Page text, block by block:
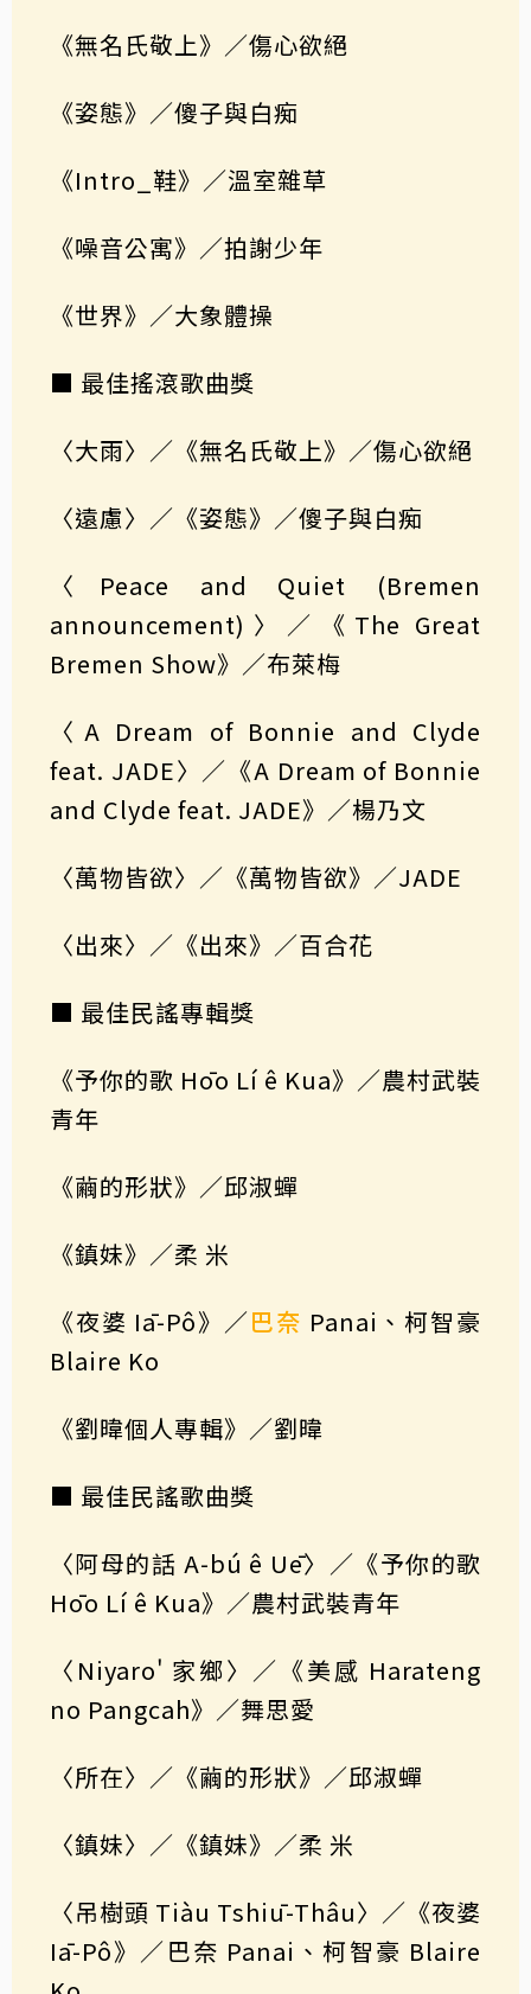
《無名氏敬上》／傷心欲絕
《姿態》／傻子與白痴
《Intro_鞋》／溫室雜草
《噪音公寓》／拍謝少年
《世界》／大象體操
■ 最佳搖滾歌曲獎
〈大雨〉／《無名氏敬上》／傷心欲絕
〈遠慮〉／《姿態》／傻子與白痴
〈Peace and Quiet (Bremen
announcement)〉／《The Great
Bremen Show》／布萊梅
〈A Dream of Bonnie and Clyde
feat. JADE〉／《A Dream of Bonnie
and Clyde feat. JADE》／楊乃文
〈萬物皆欲〉／《萬物皆欲》／JADE
〈出來〉／《出來》／百合花
■ 最佳民謠專輯獎
《予你的歌 Hōo Lí ê Kua》／農村武裝
青年
《繭的形狀》／邱淑蟬
《鎮妹》／柔 米
《夜婆 Iā-Pô》／巴奈 Panai、柯智豪
Blaire Ko
《劉暐個人專輯》／劉暐
■ 最佳民謠歌曲獎
〈阿母的話 A-bú ê Uē〉／《予你的歌
Hōo Lí ê Kua》／農村武裝青年
〈Niyaro' 家鄉〉／《美感 Harateng
no Pangcah》／舞思愛
〈所在〉／《繭的形狀》／邱淑蟬
〈鎮妹〉／《鎮妹》／柔 米
〈吊樹頭 Tiàu Tshiū-Thâu〉／《夜婆
Iā-Pô》／巴奈 Panai、柯智豪 Blaire